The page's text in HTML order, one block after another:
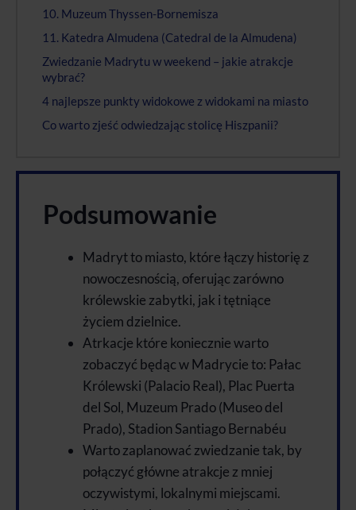
Podsumowanie
Madryt to miasto, które łączy historię z
nowoczesnością, oferując zarówno
królewskie zabytki, jak i tętniące
życiem dzielnice.
Atrkacje które koniecznie warto
zobaczyć będąc w Madrycie to: Pałac
Królewski (Palacio Real), Plac Puerta
del Sol, Muzeum Prado (Museo del
Prado), Stadion Santiago Bernabéu
Warto zaplanować zwiedzanie tak, by
połączyć główne atrakcje z mniej
oczywistymi, lokalnymi miejscami.
10. Muzeum Thyssen-Bornemisza
11. Katedra Almudena (Catedral de la Almudena)
Zwiedzanie Madrytu w weekend – jakie atrakcje
wybrać?
4 najlepsze punkty widokowe z widokami na miasto
Co warto zjeść odwiedzając stolicę Hiszpanii?